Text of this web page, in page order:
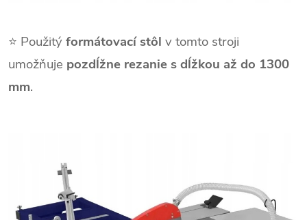
⭐ Použitýformátovací stôl v tomto stroji
umožňuje pozdĺžne rezanie s dĺžkou až do 1300
mm.